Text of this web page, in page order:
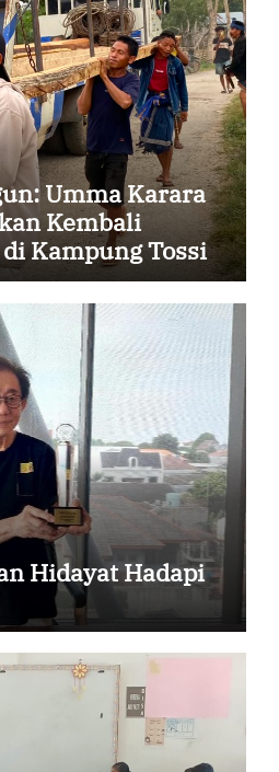
Umma Karara
Kembali
Kampung Tossi
Hidayat Hadapi